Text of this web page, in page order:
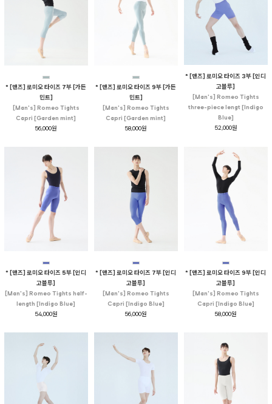
* [맨즈] 로미오 타이즈 7부 [가든
민트]
[Man's] Romeo Tights
Capri [Garden mint]
56,000원
* [맨즈] 로미오 타이즈 9부 [가든
민트]
[Man's] Romeo Tights
Capri [Garden mint]
58,000원
* [맨즈] 로미오 타이즈 3부 [인디
고블루]
[Man's] Romeo Tights
three-piece lengt [Indigo
Blue]
52,000원
* [맨즈] 로미오 타이즈 5부 [인디
고블루]
[Man's] Romeo Tights half-
length [Indigo Blue]
54,000원
* [맨즈] 로미오 타이즈 7부 [인디
고블루]
[Man's] Romeo Tights
Capri [Indigo Blue]
56,000원
* [맨즈] 로미오 타이즈 9부 [인디
고블루]
[Man's] Romeo Tights
Capri [Indigo Blue]
58,000원